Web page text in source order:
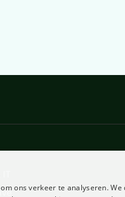
ons verkeer te analyseren.